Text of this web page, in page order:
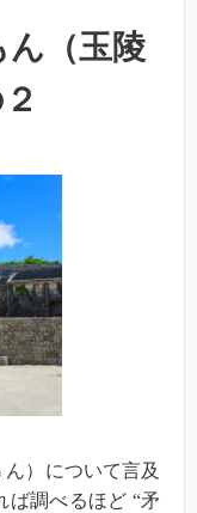
（玉陵
ん）について言及
ば調べるほど “矛